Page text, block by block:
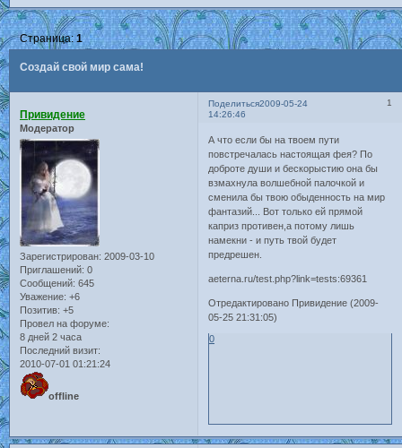
Создай свой мир сама!
Страница:1
Поделиться 1
2009-05-24
14:26:46
Привидение
Модератор
Зарегистрирован: 2009-03-10
Приглашений: 0
Сообщений: 645
Уважение: +6
Позитив: +5
Провел на форуме:
8 дней 2 часа
Последний визит:
2010-07-01 01:21:24
offline
А что если бы на твоем пути
повстречалась настоящая фея? По
доброте души и бескорыстию она бы
взмахнула волшебной палочкой и
сменила бы твою обыденность на мир
фантазий... Вот только ей прямой
каприз противен,а потому лишь
намекни - и путь твой будет
предрешен.
aeterna.ru/test.php?link=tests:69361
Отредактировано Привидение (2009-
05-25 21:31:05)
0